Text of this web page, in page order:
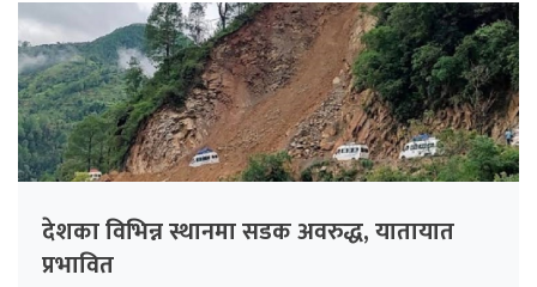
देशका विभिन्न स्थानमा सडक अवरुद्ध, यातायात
प्रभावित